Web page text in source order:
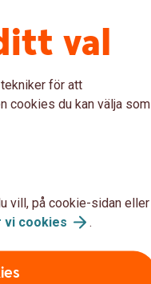
vill att de
kassan i
val
för att
cookies du kan välja som
vill, på cookie-sidan eller
vi cookies .